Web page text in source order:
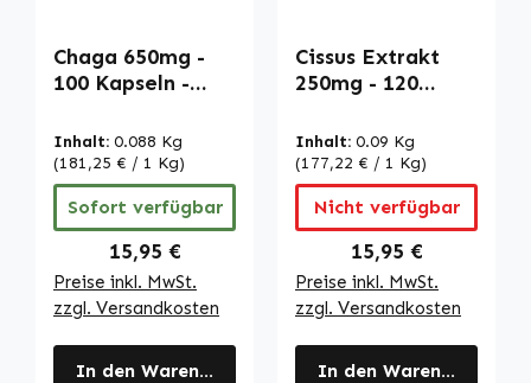
Chaga 650mg -
100 Kapseln -
vegan | Warnke
Vitalstoffe
Inhalt: 0.088 Kg
(181,25 € / 1 Kg)
Sofort verfügbar
Regulärer Preis:
15,95 €
Preise inkl. MwSt.
zzgl. Versandkosten
In den Warenkorb
Cissus Extrakt
250mg - 120
Vitalstoffe
Inhalt: 0.09 Kg
(177,22 € / 1 Kg)
Nicht verfügbar
Regulärer Preis:
15,95 €
Preise inkl. MwSt.
zzgl. Versandkosten
In den Warenkorb